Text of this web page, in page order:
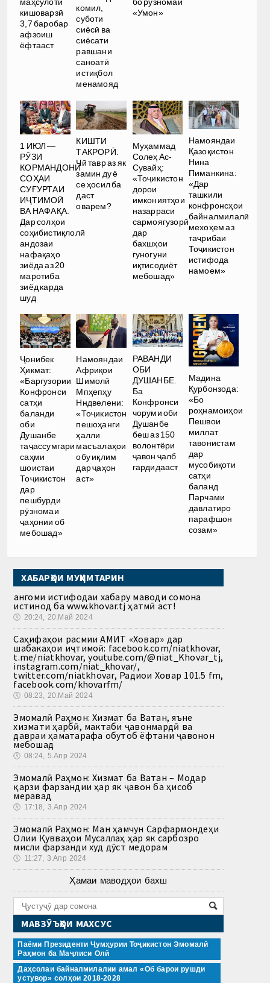
маҳсулоти
кишоварзӣ
3,7 баробар
афзоиш
ёфтааст
комил,
суботи
сиёсӣ ва
сиёсати
равшани
саноатӣ
истиқбол
менамояд
бо рӯзномаи
«Умон»
1 ИЮЛ —
РӮЗИ
КОРМАНДОНИ
СОҲАИ
СУҒУРТАИ
ИҶТИМОӢ
ВА НАФАҚА.
Дар солҳои
соҳибистиқлолӣ
андозаи
нафақаҳо
зиёда аз 20
маротиба
зиёд карда
шуд
КИШТИ
ТАКРОРӢ.
Чӣ тавр аз як
замин ду ё
се ҳосил ба
даст
оварем?
Муҳаммад
Солеҳ Ас-
Сувайҳ:
«Тоҷикистон
дорои
имкониятҳои
назарраси
сармоягузорӣ
дар
бахшҳои
гуногуни
иқтисодиёт
мебошад»
Намояндаи
Қазоқистон
Нина
Пиманкина:
«Дар
ташкили
конфронсҳои
байналмилалӣ
мехоҳем аз
таҷрибаи
Тоҷикистон
истифода
намоем»
Ҷонибек
Ҳикмат:
«Баргузории
Конфронси
сатҳи
баланди
оби
Душанбе
таҷассумгари
саҳми
шоистаи
Тоҷикистон
дар
пешбурди
рӯзномаи
ҷаҳонии об
мебошад»
Намояндаи
Африқои
Шимолӣ
Мпҳепҳу
Нндвелени:
«Тоҷикистон
пешоҳанги
ҳалли
масъалаҳои
обу иқлим
дар ҷаҳон
аст»
РАВАНДИ
ОБИ
ДУШАНБЕ.
Ба
Конфронси
чоруми оби
Душанбе
беш аз 150
волонтёри
ҷавон ҷалб
гардидааст
Мадина
Қурбонзода:
«Бо
роҳнамоиҳои
Пешвои
миллат
тавонистам
дар
мусобиқоти
сатҳи
баланд
Парчами
давлатиро
парафшон
созам»
ХАБАРҲОИ МУҲИМТАРИН
Ҳангоми истифодаи хабару маводи сомона
истинод ба www.khovar.tj ҳатмӣ аст!
🕔 20:24, 20.Май 2024
Саҳифаҳои расмии АМИТ «Ховар» дар
шабакаҳои иҷтимоӣ: facebook.com/niatkhovar,
t.me/niatkhovar, youtube.com/@niat_Khovar_tj,
instagram.com/niat_khovar/,
twitter.com/niatkhovar, Радиои Ховар 101.5 fm,
facebook.com/khovarfm/
🕔 08:23, 20.Май 2024
Эмомалӣ Раҳмон: Хизмат ба Ватан, яъне
хизмати ҳарбӣ, мактаби ҷавонмардӣ ва
давраи ҳаматарафа обутоб ёфтани ҷавонон
мебошад
🕔 08:24, 5.Апр 2024
Эмомалӣ Раҳмон: Хизмат ба Ватан – Модар
қарзи фарзандии ҳар як ҷавон ба ҳисоб
меравад
🕔 17:18, 3.Апр 2024
Эмомалӣ Раҳмон: Ман ҳамчун Сарфармондеҳи
Олии Қувваҳои Мусаллаҳ ҳар як сарбозро
мисли фарзанди худ дӯст медорам
🕔 11:27, 3.Апр 2024
Ҳамаи маводҳои бахш
МАВЗӮЪҲОИ МАХСУС
Паёми Президенти Ҷумҳурии Тоҷикистон Эмомалӣ
Раҳмон ба Маҷлиси Олӣ
Даҳсолаи байналмилалии амал «Об барои рушди
устувор» солҳои 2018-2028